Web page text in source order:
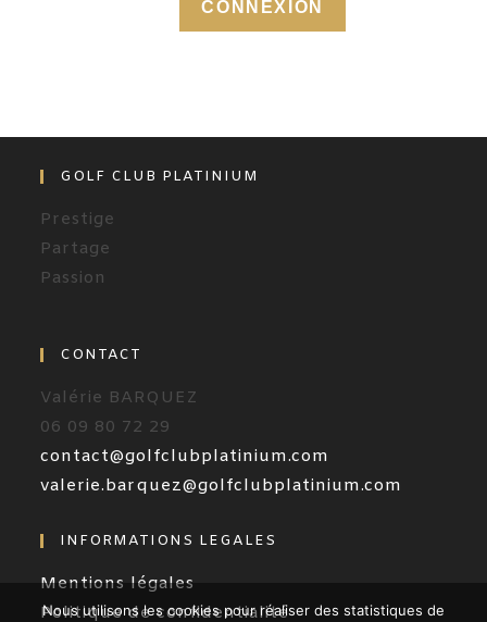
GOLF CLUB PLATINIUM
Prestige
Partage
Passion
CONTACT
Valérie BARQUEZ
06 09 80 72 29
contact@golfclubplatinium.com
valerie.barquez@golfclubplatinium.com
INFORMATIONS LEGALES
Mentions légales
Politique de confidentialité
Nous utilisons les cookies pour réaliser des statistiques de